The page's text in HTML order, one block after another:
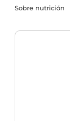
Sobre nutrición